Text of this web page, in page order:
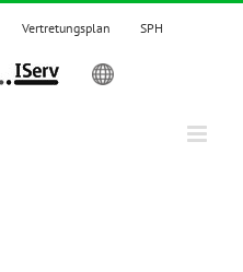
Vertretungsplan SPH
IServ English